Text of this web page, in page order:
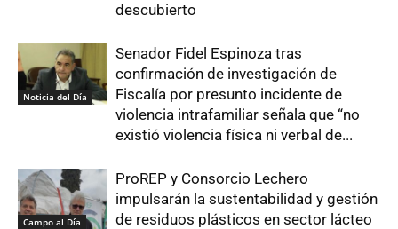
descubierto
Noticia del Día
Senador Fidel Espinoza tras
confirmación de investigación de
Fiscalía por presunto incidente de
violencia intrafamiliar señala que “no
existió violencia física ni verbal de...
Campo al Día
ProREP y Consorcio Lechero
impulsarán la sustentabilidad y gestión
de residuos plásticos en sector lácteo